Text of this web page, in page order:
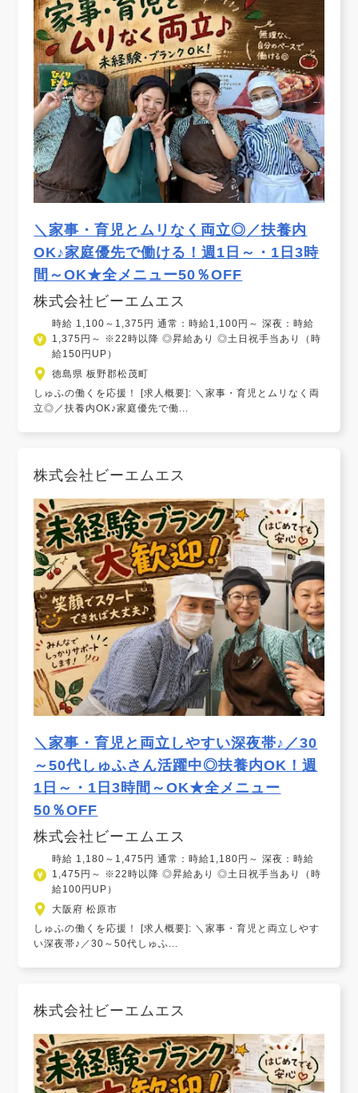
＼家事・育児とムリなく両立◎／扶養内
OK♪家庭優先で働ける！週1日～・1日3時
間～OK★全メニュー50％OFF
株式会社ビーエムエス
時給 1,100～1,375円 通常：時給1,100円～ 深夜：時給
1,375円～ ※22時以降 ◎昇給あり ◎土日祝手当あり（時
給150円UP）
徳島県 板野郡松茂町
しゅふの働くを応援！ [求人概要]: ＼家事・育児とムリなく両
立◎／扶養内OK♪家庭優先で働...
株式会社ビーエムエス
＼家事・育児と両立しやすい深夜帯♪／30
～50代しゅふさん活躍中◎扶養内OK！週
1日～・1日3時間～OK★全メニュー
50％OFF
株式会社ビーエムエス
時給 1,180～1,475円 通常：時給1,180円～ 深夜：時給
1,475円～ ※22時以降 ◎昇給あり ◎土日祝手当あり（時
給100円UP）
大阪府 松原市
しゅふの働くを応援！ [求人概要]: ＼家事・育児と両立しやす
い深夜帯♪／30～50代しゅふ...
株式会社ビーエムエス